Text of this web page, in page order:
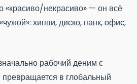
«красиво/некрасиво» — он всё
хиппи, диско, панк, офис,
рабочий деним с
в глобальный